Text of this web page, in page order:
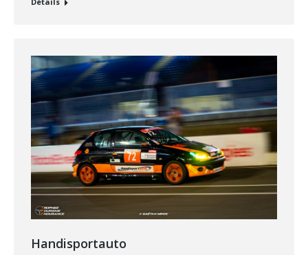
Handisportauto